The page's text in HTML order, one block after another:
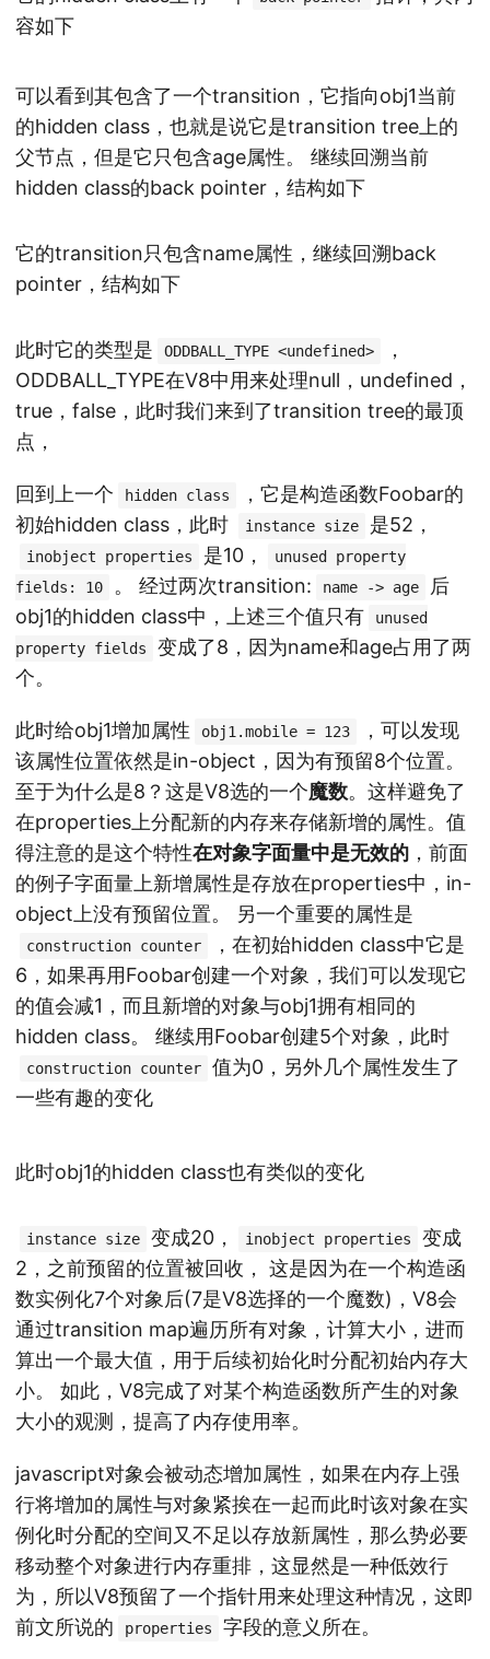
容如下
可以看到其包含了一个transition，它指向obj1当前
的hidden class，也就是说它是transition tree上的
父节点，但是它只包含age属性。 继续回溯当前
hidden class的back pointer，结构如下
它的transition只包含name属性，继续回溯back
pointer，结构如下
此时它的类型是 ODDBALL_TYPE <undefined>
，
ODDBALL_TYPE在V8中用来处理null，undefined，
true，false，此时我们来到了transition tree的最顶
点，
回到上一个 hidden class
，它是构造函数Foobar的
初始hidden class，此时
instance size 是52，
inobject properties 是10，
unused property
fields: 10
。 经过两次transition: name -> age
后
obj1的hidden class中，上述三个值只有
unused
property fields
变成了8，因为name和age占用了两
个。
此时给obj1增加属性 obj1.mobile = 123
，可以发现
该属性位置依然是in-object，因为有预留8个位置。
至于为什么是8？这是V8选的一个魔数。这样避免了
在properties上分配新的内存来存储新增的属性。值
得注意的是这个特性在对象字面量中是无效的 ，前面
的例子字面量上新增属性是存放在properties中，in-
object上没有预留位置。 另一个重要的属性是
construction counter
，在初始hidden class中它是
6，如果再用Foobar创建一个对象，我们可以发现它
的值会减1，而且新增的对象与obj1拥有相同的
hidden class。 继续用Foobar创建5个对象，此时
construction counter
值为0，另外几个属性发生了
一些有趣的变化
此时obj1的hidden class也有类似的变化
instance size 变成20， inobject properties
变成
2，之前预留的位置被回收， 这是因为在一个构造函
数实例化7个对象后(7是V8选择的一个魔数)，V8会
通过transition map遍历所有对象，计算大小，进而
算出一个最大值，用于后续初始化时分配初始内存大
小。 如此，V8完成了对某个构造函数所产生的对象
大小的观测，提高了内存使用率。
javascript对象会被动态增加属性，如果在内存上强
行将增加的属性与对象紧挨在一起而此时该对象在实
例化时分配的空间又不足以存放新属性，那么势必要
移动整个对象进行内存重排，这显然是一种低效行
为，所以V8预留了一个指针用来处理这种情况，这即
前文所说的
properties 字段的意义所在。